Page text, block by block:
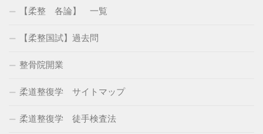
【柔整 各論】 一覧
【柔整国試】過去問
整骨院開業
柔道整復学 サイトマップ
柔道整復学 徒手検査法